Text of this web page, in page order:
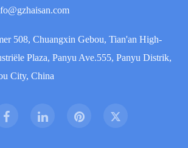
508, Chuangxin Gebou, Tian'an High-
Plaza, Panyu Ave.555, Panyu Distrik,
City, China